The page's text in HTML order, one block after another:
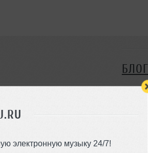
электронную музыку 24/7!
БЛОГ